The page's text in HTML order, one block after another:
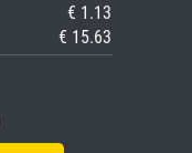
€ 1.13
€ 15.63